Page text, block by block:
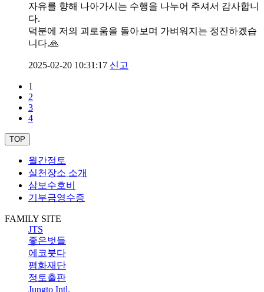
자유를 향해 나아가시는 수행을 나누어 주셔서 감사합니
다.
덕분에 저의 괴로움을 돌아보며 가벼워지는 정진하겠습
니다.🙏
2025-02-20 10:31:17 신고
1
2
3
4
TOP
월간정토
실천장소 소개
삼보수호비
기부금영수증
FAMILY SITE
JTS
좋은벗들
에코붓다
평화재단
정토출판
Jungto Intl.